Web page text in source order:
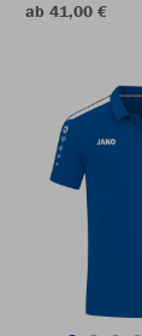
ab 41,00 €